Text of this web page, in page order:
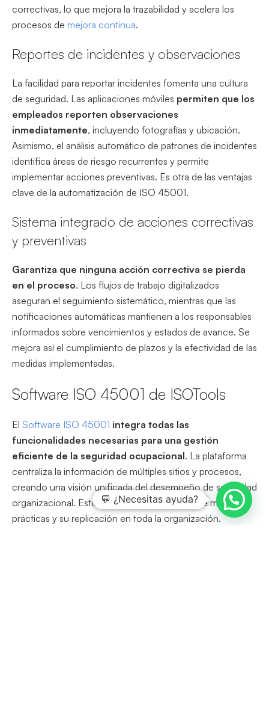
correctivas, lo que mejora la trazabilidad y acelera los
procesos de mejora continua.
Reportes de incidentes y observaciones
La facilidad para reportar incidentes fomenta una cultura
de seguridad. Las aplicaciones móviles permiten que los
empleados reporten observaciones
inmediatamente, incluyendo fotografías y ubicación.
Asimismo, el análisis automático de patrones de incidentes
identifica áreas de riesgo recurrentes y permite
implementar acciones preventivas. Es otra de las ventajas
clave de la automatización de ISO 45001.
Sistema integrado de acciones correctivas
y preventivas
Garantiza que ninguna acción correctiva se pierda
en el proceso. Los flujos de trabajo digitalizados
aseguran el seguimiento sistemático, mientras que las
notificaciones automáticas mantienen a los responsables
informados sobre vencimientos y estados de avance. Se
mejora así el cumplimiento de plazos y la efectividad de las
medidas implementadas.
Software ISO 45001 de ISOTools
El Software ISO 45001 integra todas las
funcionalidades necesarias para una gestión
eficiente de la seguridad ocupacional. La plataforma
centraliza la información de múltiples sitios y procesos,
creando una visión unificada del desempeño de seguridad
organizacional. Esto facilita la identificación de mejores
prácticas y su replicación en toda la organización.
💬 ¿Necesitas ayuda?